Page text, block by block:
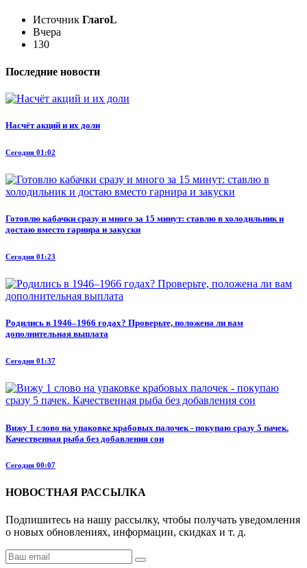
Источник ГлагоL
Вчера
130
Последние новости
Насчёт акций и их доли
Сегодня 01:02
Готовлю кабачки сразу и много за 15 минут: ставлю в холодильник и
достаю вместо гарнира и закуски
Сегодня 01:23
Родились в 1946–1966 годах? Проверьте, положена ли вам
дополнительная выплата
Сегодня 01:37
Вижу 1 слово на упаковке крабовых палочек - покупаю сразу 5 пачек.
Качественная рыба без добавления сои
Сегодня 00:07
НОВОСТНАЯ РАССЫЛКА
Подпишитесь на нашу рассылку, чтобы получать уведомления
о новых обновлениях, информации, скидках и т. д.